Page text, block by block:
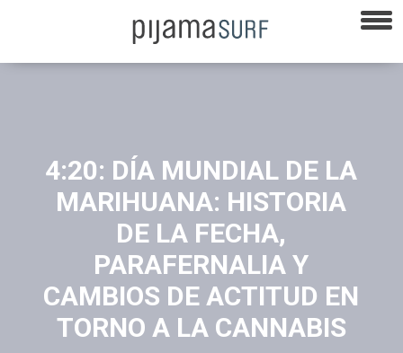
4:20: DÍA MUNDIAL DE LA
MARIHUANA: HISTORIA
DE LA FECHA,
PARAFERNALIA Y
CAMBIOS DE ACTITUD EN
TORNO A LA CANNABIS